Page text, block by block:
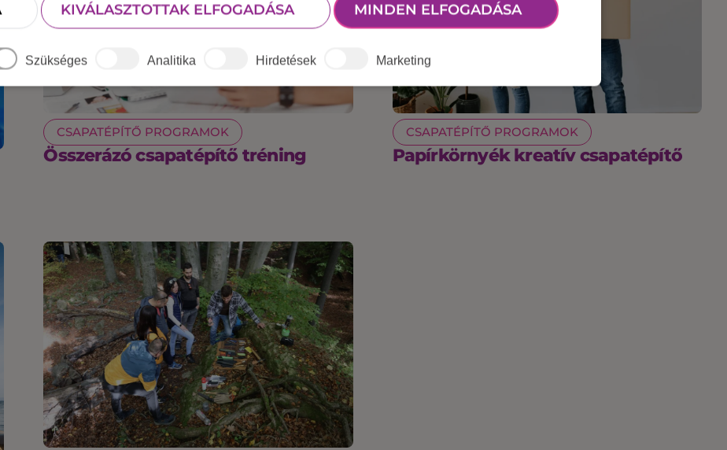
CSAPATÉPÍTŐ PROGRAMOK
Összerázó csapatépítő tréning
CSAPATÉPÍTŐ PROGRAMOK
Papírkörnyék kreatív csapatépítő
KIVÁLASZTOTTAK ELFOGADÁSA MINDEN ELFOGADÁSA
Szükséges Analitika Hirdetések Marketing